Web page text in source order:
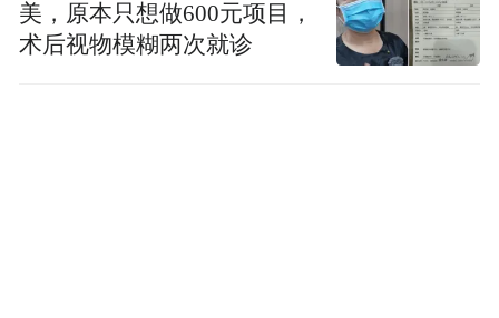
美，原本只想做600元项目，
术后视物模糊两次就诊